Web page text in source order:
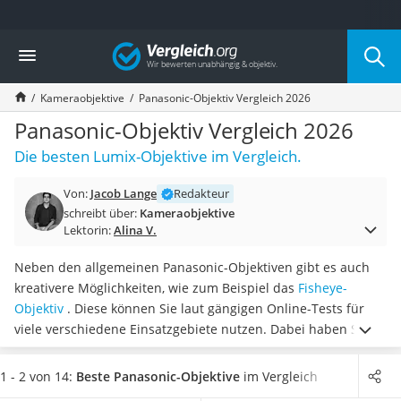
Die beliebtesten Vergleiche nach Kategorie
Elektronik
Powerstation
Monitor 32 Zoll 4K
Fernseher
Drucker
Desktop-PC
Diascanner
Laser-Multifunktionsdrucker
Powerstation mit Solarpanel
Gaming-PC
Soundbar
17-Zoll-Laptop
Satellitenschüssel
Gaming-Headset
Vergleich
Kameraobjektive Panasonic-Objektiv Vergleich 2026
Panasonic-Objektiv Vergleich 2026
Die besten Lumix-Objektive im Vergleich.
Von: Jacob Lange
Redakteur
schreibt über: Kameraobjektive
Lektorin:Alina V.
Neben den allgemeinen Panasonic-Objektiven gibt es auch
kreativere Möglichkeiten, wie zum Beispiel das Fisheye-
Objektiv . Diese können Sie laut gängigen Online-Tests für
viele verschiedene Einsatzgebiete nutzen. Dabei haben Sie
dieWahl zwischen Zoom- und Normalobjektiven bis hin zu
Weitwinkelobjektiven. Viele Möglichkeiten, um tolle Fotos zu
1 - 2 von 14: Beste Panasonic-Objektive im Vergleich